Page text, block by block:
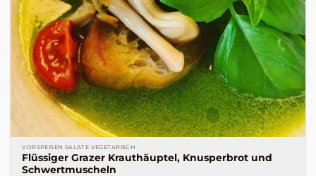
VORSPEISEN SALATE VEGETARISCH
Flüssiger Grazer Krauthäuptel, Knusperbrot und
Schwertmuscheln